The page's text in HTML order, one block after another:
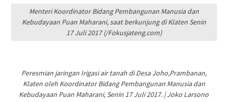
Menteri Koordinator Bidang Pembangunan Manusia dan
Kebudayaan Puan Maharani, saat berkunjung di Klaten Senin
17 Juli 2017 (/Fokusjateng.com)
Peresmian jaringan Irigasi air tanah di Desa Joho,Prambanan,
Klaten oleh Koordinator Bidang Pembangunan Manusia dan
Kebudayaan Puan Maharani, Senin 17 Juli 2017. | Joko Larsono